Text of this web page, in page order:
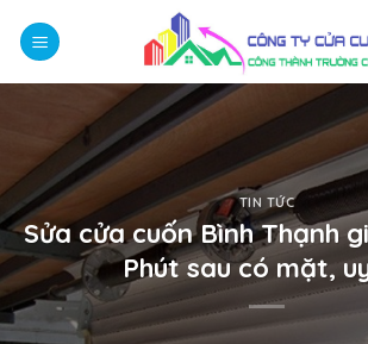
qua
TIN TỨC
Sửa cửa cuốn Bình Thạnh
Phút sau có mặt,